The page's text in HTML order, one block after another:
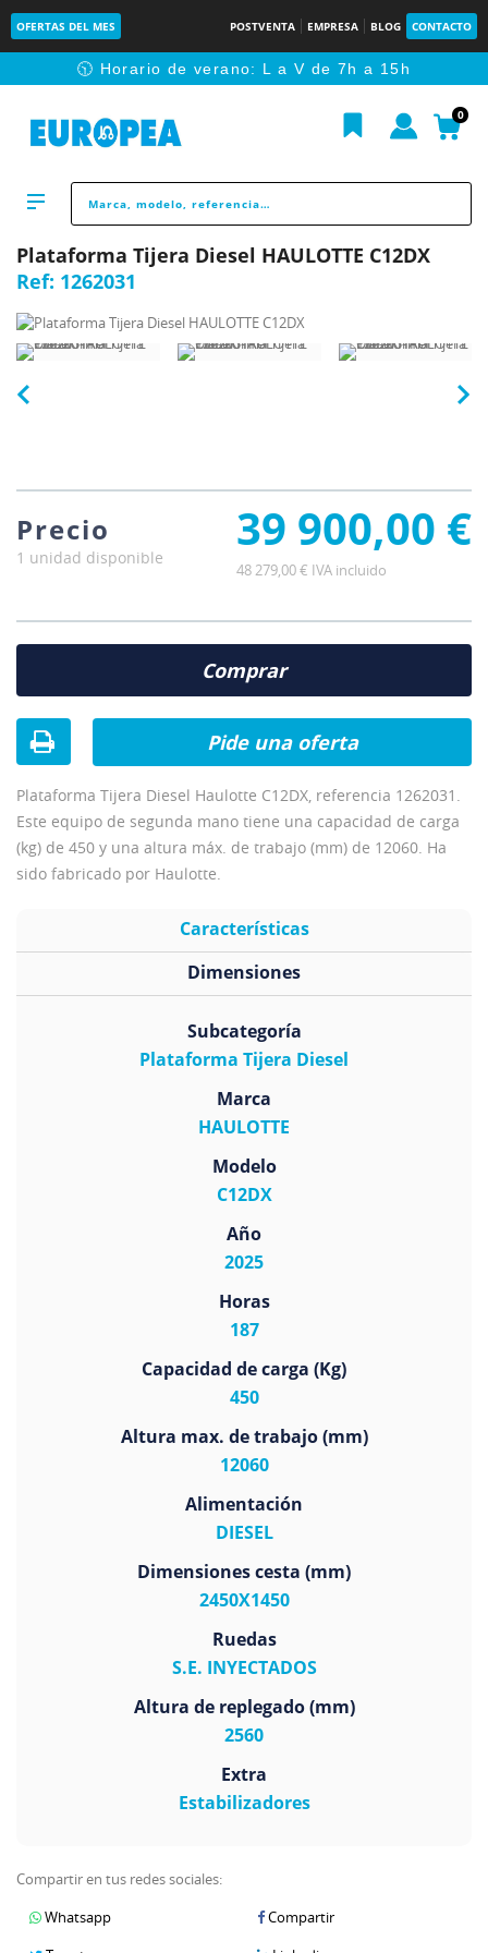
OFERTAS DEL MES POSTVENTA EMPRESA BLOG CONTACTO
🕥 Horario de verano: L a V de 7h a 15h
0
Plataforma Tijera Diesel HAULOTTE C12DX
Ref: 1262031
Plataforma Tijera Diesel Haulotte C12DX, referencia 1262031.
Este equipo de segunda mano tiene una capacidad de carga
(kg) de 450 y una altura máx. de trabajo (mm) de 12060. Ha
sido fabricado por Haulotte.
Precio
1 unidad disponible 39 900,00 €
48 279,00 € IVA incluido
Comprar
Pide una oferta
Características
Subcategoría
Plataforma Tijera Diesel
Marca
HAULOTTE
Modelo
C12DX
Año
2025
Horas
187
Capacidad de carga (Kg)
450
Altura max. de trabajo (mm)
12060
Alimentación
DIESEL
Dimensiones cesta (mm)
2450X1450
Ruedas
S.E. INYECTADOS
Altura de replegado (mm)
2560
Extra
Estabilizadores
Dimensiones
Compartir en tus redes sociales:
Whatsapp
Compartir